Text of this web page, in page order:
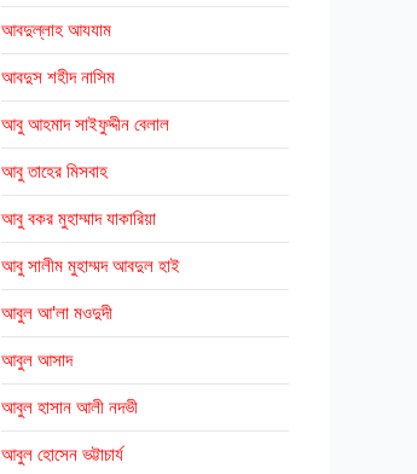
আবদুল্লাহ আযযাম
আবদুস শহীদ নাসিম
আবু আহমাদ সাইফুদ্দীন বেলাল
আবু তাহের মিসবাহ
আবু বকর মুহাম্মাদ যাকারিয়া
আবু সালীম মুহাম্মদ আবদুল হাই
আবুল আ'লা মওদুদী
আবুল আসাদ
আবুল হাসান আলী নদভী
আবুল হোসেন ভট্টাচার্য